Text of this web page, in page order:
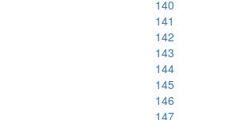
140
141
142
143
144
145
146
147